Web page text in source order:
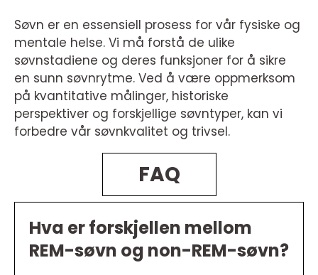
Søvn er en essensiell prosess for vår fysiske og
mentale helse. Vi må forstå de ulike
søvnstadiene og deres funksjoner for å sikre
en sunn søvnrytme. Ved å være oppmerksom
på kvantitative målinger, historiske
perspektiver og forskjellige søvntyper, kan vi
forbedre vår søvnkvalitet og trivsel.
FAQ
Hva er forskjellen mellom
REM-søvn og non-REM-søvn?